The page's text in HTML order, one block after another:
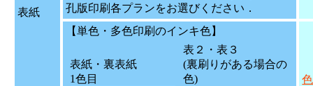
表紙
孔版印刷各プランをお選びください．
【単色・多色印刷のインキ色】
表紙・裏表紙
1色目
表２・表３
(裏刷りがある場合の
色)